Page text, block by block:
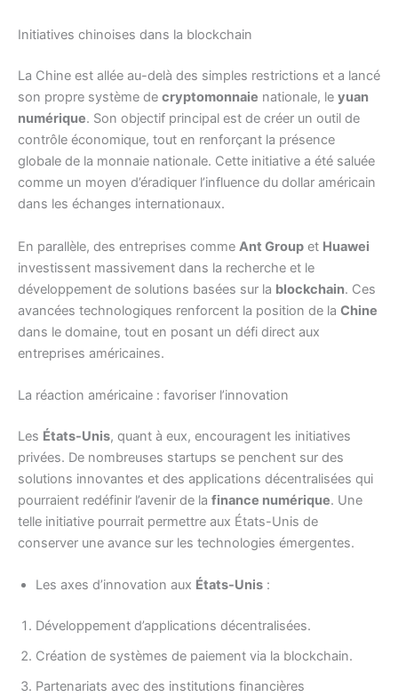
Initiatives chinoises dans la blockchain
La Chine est allée au-delà des simples restrictions et a lancé
son propre système de cryptomonnaie nationale, le yuan
numérique. Son objectif principal est de créer un outil de
contrôle économique, tout en renforçant la présence
globale de la monnaie nationale. Cette initiative a été saluée
comme un moyen d’éradiquer l’influence du dollar américain
dans les échanges internationaux.
En parallèle, des entreprises comme Ant Group et Huawei
investissent massivement dans la recherche et le
développement de solutions basées sur la blockchain. Ces
avancées technologiques renforcent la position de la Chine
dans le domaine, tout en posant un défi direct aux
entreprises américaines.
La réaction américaine : favoriser l’innovation
Les États-Unis, quant à eux, encouragent les initiatives
privées. De nombreuses startups se penchent sur des
solutions innovantes et des applications décentralisées qui
pourraient redéfinir l’avenir de la finance numérique. Une
telle initiative pourrait permettre aux États-Unis de
conserver une avance sur les technologies émergentes.
Les axes d’innovation aux États-Unis :
Développement d’applications décentralisées.
Création de systèmes de paiement via la blockchain.
Partenariats avec des institutions financières